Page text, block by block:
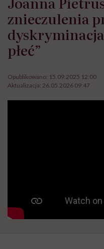
znieczulenia
płeć”
Opublikowano: 15.09.2025 12:00
Aktualizacja: 26.05.2026 09:47